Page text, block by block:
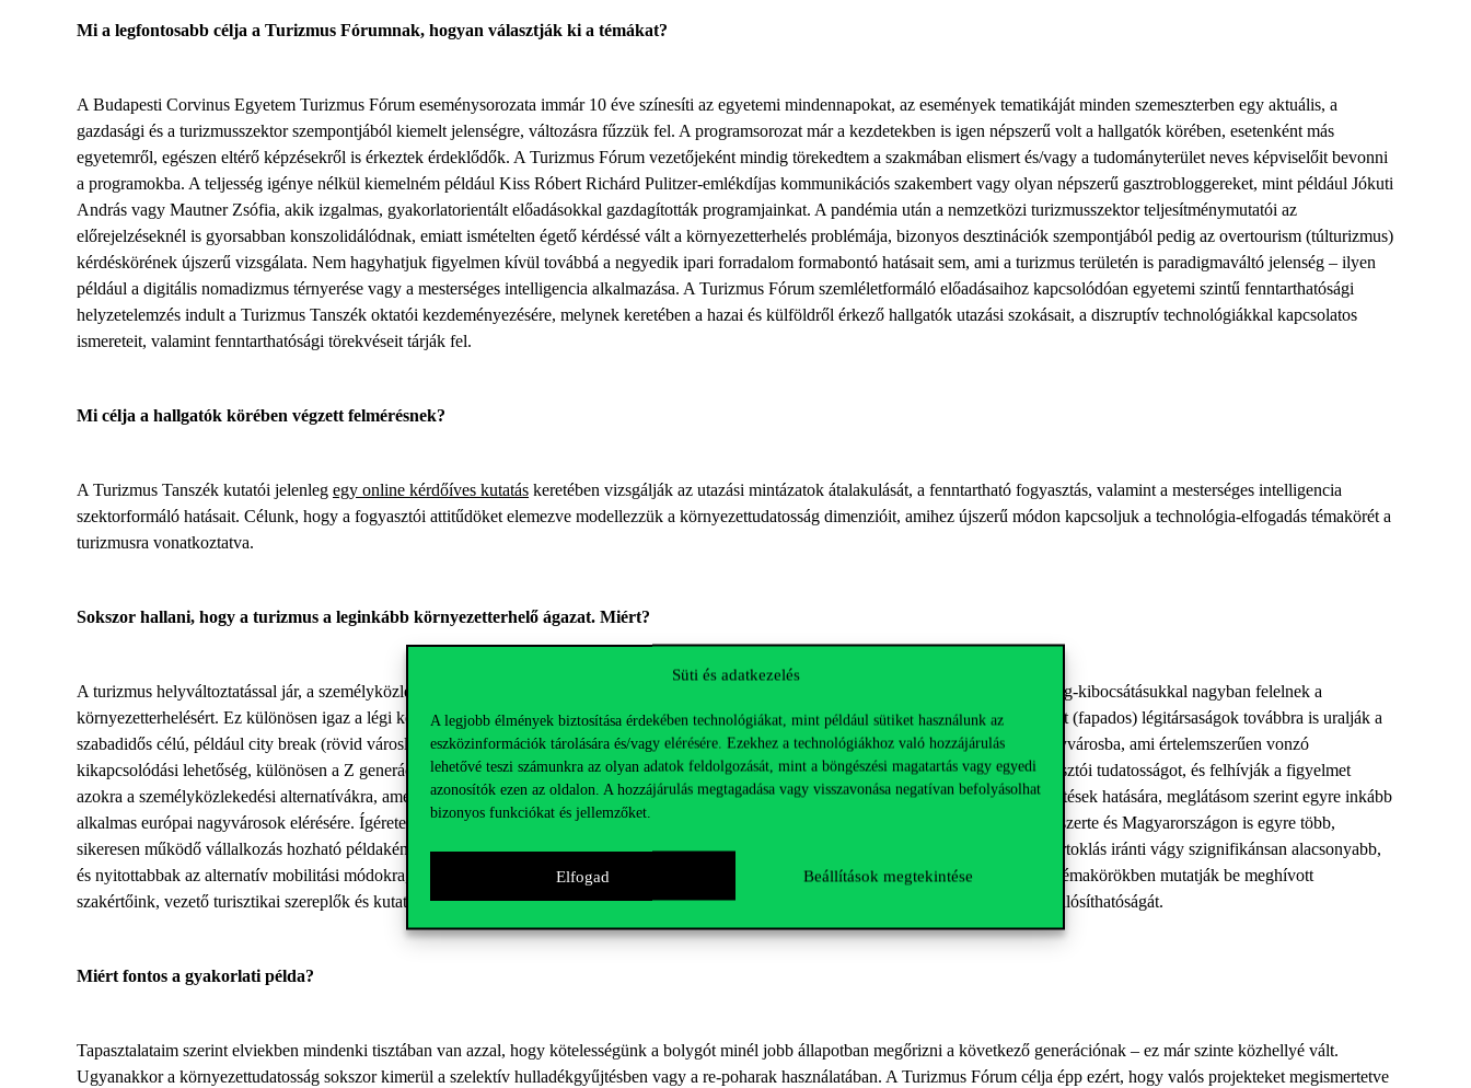
Süti és adatkezelés
A legjobb élmények biztosítása érdekében technológiákat, mint például sütiket használunk az
eszközinformációk tárolására és/vagy elérésére. Ezekhez a technológiákhoz való hozzájárulás
lehetővé teszi számunkra az olyan adatok feldolgozását, mint a böngészési magatartás vagy egyedi
azonosítók ezen az oldalon. A hozzájárulás megtagadása vagy visszavonása negatívan befolyásolhat
bizonyos funkciókat és jellemzőket.
Elfogad Beállítások megtekintése
Mi a legfontosabb célja a Turizmus Fórumnak, hogyan választják ki a témákat?
A Budapesti Corvinus Egyetem Turizmus Fórum eseménysorozata immár 10 éve színesíti az egyetemi mindennapokat, az események tematikáját minden szemeszterben egy aktuális, a
gazdasági és a turizmusszektor szempontjából kiemelt jelenségre, változásra fűzzük fel. A programsorozat már a kezdetekben is igen népszerű volt a hallgatók körében, esetenként más
egyetemről, egészen eltérő képzésekről is érkeztek érdeklődők. A Turizmus Fórum vezetőjeként mindig törekedtem a szakmában elismert és/vagy a tudományterület neves képviselőit bevonni
a programokba. A teljesség igénye nélkül kiemelném például Kiss Róbert Richárd Pulitzer-emlékdíjas kommunikációs szakembert vagy olyan népszerű gasztrobloggereket, mint például Jókuti
András vagy Mautner Zsófia, akik izgalmas, gyakorlatorientált előadásokkal gazdagították programjainkat. A pandémia után a nemzetközi turizmusszektor teljesítménymutatói az
előrejelzéseknél is gyorsabban konszolidálódnak, emiatt ismételten égető kérdéssé vált a környezetterhelés problémája, bizonyos desztinációk szempontjából pedig az overtourism (túlturizmus)
kérdéskörének újszerű vizsgálata. Nem hagyhatjuk figyelmen kívül továbbá a negyedik ipari forradalom formabontó hatásait sem, ami a turizmus területén is paradigmaváltó jelenség – ilyen
például a digitális nomadizmus térnyerése vagy a mesterséges intelligencia alkalmazása. A Turizmus Fórum szemléletformáló előadásaihoz kapcsolódóan egyetemi szintű fenntarthatósági
helyzetelemzés indult a Turizmus Tanszék oktatói kezdeményezésére, melynek keretében a hazai és külföldről érkező hallgatók utazási szokásait, a diszruptív technológiákkal kapcsolatos
ismereteit, valamint fenntarthatósági törekvéseit tárják fel.
Mi célja a hallgatók körében végzett felmérésnek?
A Turizmus Tanszék kutatói jelenleg egy online kérdőíves kutatás keretében vizsgálják az utazási mintázatok átalakulását, a fenntartható fogyasztás, valamint a mesterséges intelligencia
szektorformáló hatásait. Célunk, hogy a fogyasztói attitűdöket elemezve modellezzük a környezettudatosság dimenzióit, amihez újszerű módon kapcsoljuk a technológia-elfogadás témakörét a
turizmusra vonatkoztatva.
Sokszor hallani, hogy a turizmus a leginkább környezetterhelő ágazat. Miért?
A turizmus helyváltoztatással jár, a személyközlekedési ágazat – különösen a hagyományos meghajtású, motorizált járművek – pedig károsanyag-kibocsátásukkal nagyban felelnek a
környezetterhelésért. Ez különösen igaz a légi közlekedésre, aminek ugyan egyre attraktívabb alternatívája a kötöttpályás közlekedés, a low-cost (fapados) légitársaságok továbbra is uralják a
szabadidős célú, például city break (rövid városlátogatás) típusú utazási piacot. Sokszor néhány ezer forintért el lehet jutni egy-egy európai nagyvárosba, ami értelemszerűen vonzó
kikapcsolódási lehetőség, különösen a Z generációnak. A turizmusszektornak, így a turizmuskutatóknak is felelősségük, hogy erősítsék a fogyasztói tudatosságot, és felhívják a figyelmet
azokra a személyközlekedési alternatívákra, amelyek kevésbé terhelik a környezetet. Ilyen például a vasúti közlekedés, ami a folyamatos fejlesztések hatására, meglátásom szerint egyre inkább
alkalmas európai nagyvárosok elérésére. Ígéretes fejlődési irány a megosztáson alapuló mobilitási szolgáltatások térnyerése is, amelyre Európa-szerte és Magyarországon is egyre több,
sikeresen működő vállalkozás hozható példaként. Kutatásaink alapján látjuk továbbá, hogy a külföldről érkező egyetemisták körében a járműbirtoklás iránti vágy szignifikánsan alacsonyabb,
és nyitottabbak az alternatív mobilitási módokra, melynek számos kulturális oka is lehet. A Turizmus Fórum előadásain ilyen és ehhez hasonló témakörökben mutatják be meghívott
szakértőink, vezető turisztikai szereplők és kutatók tapasztalataikat, jó gyakorlatokkal alátámasztva a fenntartható közlekedés és turizmus megvalósíthatóságát.
Miért fontos a gyakorlati példa?
Tapasztalataim szerint elviekben mindenki tisztában van azzal, hogy kötelességünk a bolygót minél jobb állapotban megőrizni a következő generációnak – ez már szinte közhellyé vált.
Ugyanakkor a környezettudatosság sokszor kimerül a szelektív hulladékgyűjtésben vagy a re-poharak használatában. A Turizmus Fórum célja épp ezért, hogy valós projekteket megismertetve